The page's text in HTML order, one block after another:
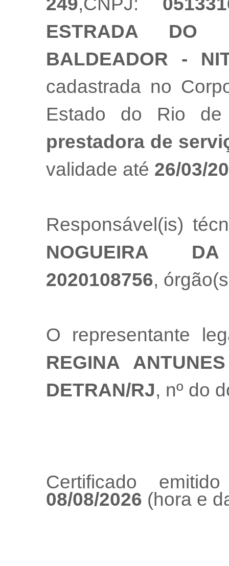
ESTRADA DO
BALDEADOR -
cadastrada no
Estado do Rio
prestadora de
validade até 26/03/
Responsável(is)
NOGUEIRA
2020108756,
O representante
REGINA
DETRAN/RJ, nº do
Certificado
08/08/2026 (hora e